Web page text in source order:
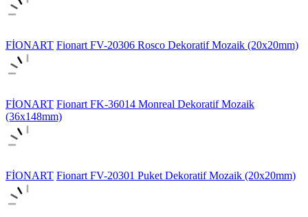
FİONART Fionart FV-20306 Rosco Dekoratif Mozaik (20x20mm)
FİONART Fionart FK-36014 Monreal Dekoratif Mozaik
(36x148mm)
FİONART Fionart FV-20301 Puket Dekoratif Mozaik (20x20mm)